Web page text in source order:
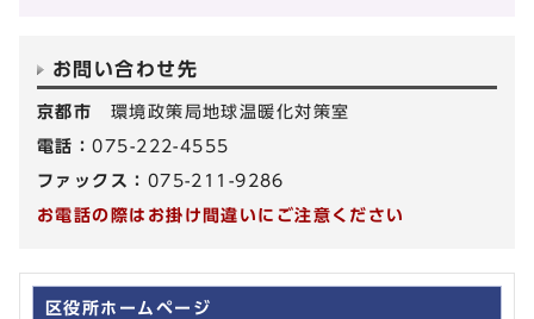
お問い合わせ先
京都市 環境政策局地球温暖化対策室
電話：075-222-4555
ファックス： 075-211-9286
お電話の際はお掛け間違いにご注意ください
区役所ホームページ